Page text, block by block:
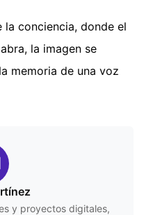
la conciencia, donde el
la imagen se
memoria de una voz
y proyectos digitales,